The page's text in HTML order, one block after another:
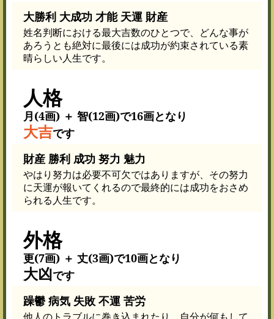
大勝利 大成功 才能 天運 財産
姓名判断における最大吉数のひとつで、どんな事が
あろうとも絶対に最後には成功が約束されている素
晴らしい人生です。
人格
月(4画) ＋ 智(12画)で16画となり
大吉です
財産 勝利 成功 努力 魅力
やはり努力は必要不可欠ではありますが、その努力
に天運が報いてくれるので最終的には成功をおさめ
られる人生です。
外格
更(7画) ＋ 丈(3画)で10画となり
大凶です
躁鬱 病気 失敗 不運 苦労